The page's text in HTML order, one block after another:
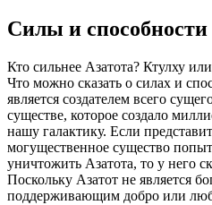
Силы и способности
Кто сильнее Азатота? Ктулху
Что можно сказать о силах и
является создателем всего
существе, которое создало
нашу галактику. Если
могущественное существо
уничтожить Азатота, то у него
Поскольку Азатот не является
поддерживающим добро или